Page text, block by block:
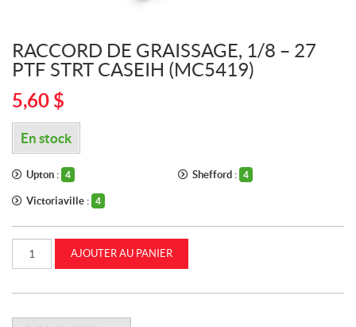
RACCORD DE GRAISSAGE, 1/8 – 27
PTF STRT CASEIH (MC5419)
5,60 $
En stock
Upton : 4 Shefford : 4
Victoriaville : 4
Raccord
graissage,
-
AJOUTER AU PANIER